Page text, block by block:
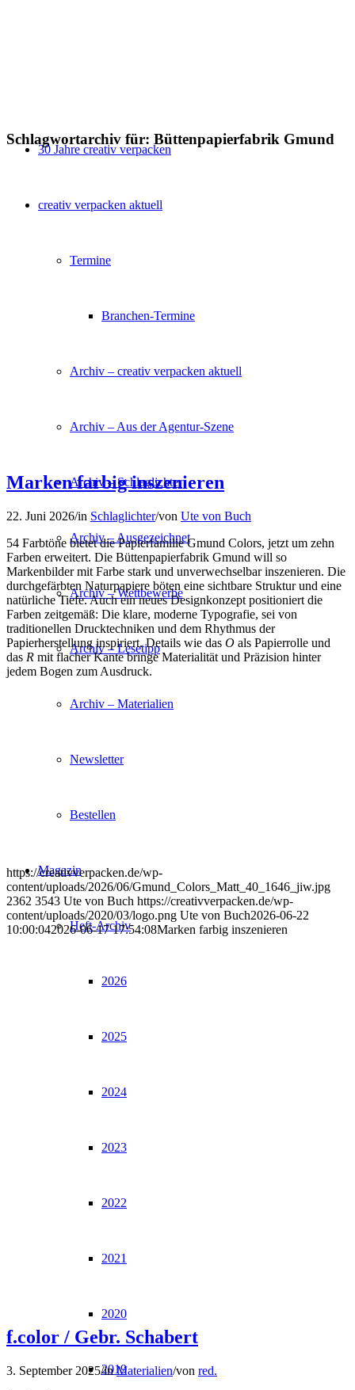
30 Jahre creativ verpacken
creativ verpacken aktuell
Termine
Branchen-Termine
Archiv – creativ verpacken aktuell
Archiv – Aus der Agentur-Szene
Archiv – Schlaglichter
Archiv – Ausgezeichnet
Archiv – Wettbewerbe
Archiv – Lesetipp
Archiv – Materialien
Newsletter
Bestellen
Magazin
Heft-Archiv
2026
2025
2024
2023
2022
2021
2020
2019
Schlagwortarchiv für: Büttenpapierfabrik Gmund
Marken farbig inszenieren
22. Juni 2026/in Schlaglichter/von Ute von Buch
54 Farbtöne bietet die Papierfamilie Gmund Colors, jetzt um zehn
Farben erweitert. Die Büttenpapierfabrik Gmund will so
Markenbilder mit Farbe stark und unverwechselbar inszenieren. Die
durchgefärbten Naturpapiere böten eine sichtbare Struktur und eine
natürliche Tiefe. Auch ein neues Designkonzept positioniert die
Farben zeitgemäß: Die klare, moderne Typografie, sei von
traditionellen Drucktechniken und dem Rhythmus der
Papierherstellung inspiriert. Details wie das O als Papierrolle und
das R mit flacher Kante bringe Materialität und Präzision hinter
jedem Bogen zum Ausdruck.
https://creativverpacken.de/wp-
content/uploads/2026/06/Gmund_Colors_Matt_40_1646_jiw.jpg
2362 3543 Ute von Buch https://creativverpacken.de/wp-
content/uploads/2020/03/logo.png Ute von Buch2026-06-22
10:00:042026-06-17 17:54:08Marken farbig inszenieren
f.color / Gebr. Schabert
3. September 2025/inMaterialien/von red.